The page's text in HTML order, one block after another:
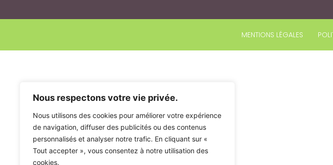
Nous respectons votre vie privée.
Nous utilisons des cookies pour améliorer votre expérience
de navigation, diffuser des publicités ou des contenus
personnalisés et analyser notre trafic. En cliquant sur «
Tout accepter », vous consentez à notre utilisation des
cookies.
MENTIONS LÉGALES